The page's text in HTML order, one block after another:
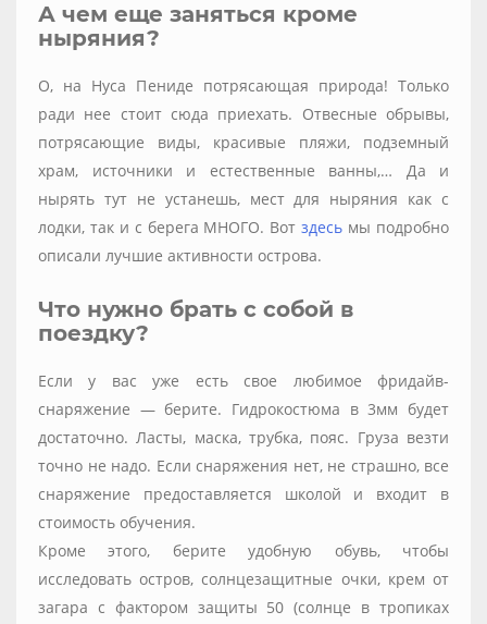
А чем еще заняться кроме
ныряния?
О, на Нуса Пениде потрясающая природа! Только
ради нее стоит сюда приехать. Отвесные обрывы,
потрясающие виды, красивые пляжи, подземный
храм, источники и естественные ванны,… Да и
нырять тут не устанешь, мест для ныряния как с
лодки, так и с берега МНОГО. Вотздесь мы подробно
описали лучшие активности острова.
Что нужно брать с собой в
поездку?
Если у вас уже есть свое любимое фридайв-
снаряжение — берите. Гидрокостюма в 3мм будет
достаточно. Ласты, маска, трубка, пояс. Груза везти
точно не надо. Если снаряжения нет, не страшно, все
снаряжение предоставляется школой и входит в
стоимость обучения.
Кроме этого, берите удобную обувь, чтобы
исследовать остров, солнцезащитные очки, крем от
загара с фактором защиты 50 (солнце в тропиках